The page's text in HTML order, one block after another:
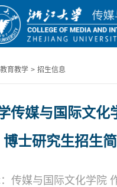
教育教学 > 招生信息
传媒与国际文化
博士研究生招生
传媒与国际文化学院